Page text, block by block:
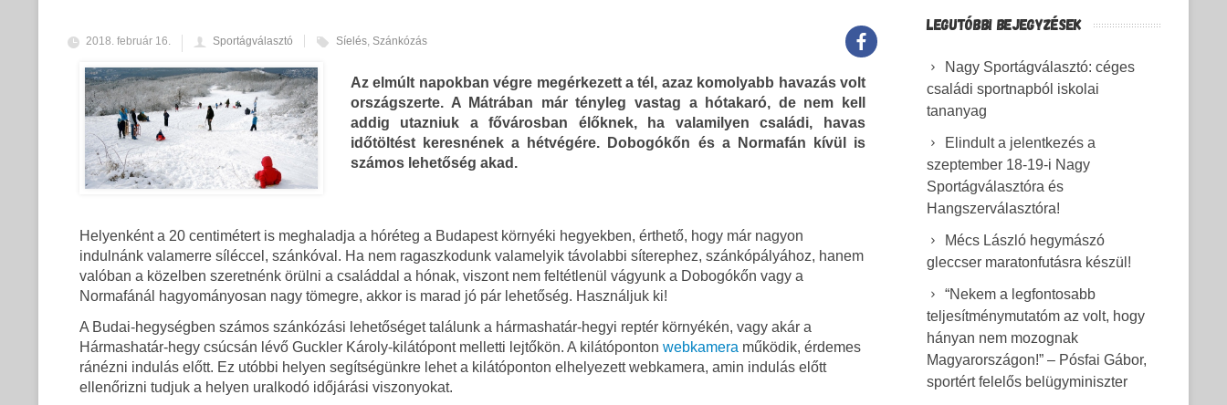
2018. február 16. Sportágválasztó Síelés, Szánkózás
Az elmúlt napokban végre megérkezett a tél, azaz komolyabb havazás volt
országszerte. A Mátrában már tényleg vastag a hótakaró, de nem kell
addig utazniuk a fővárosban élőknek, ha valamilyen családi, havas
időtöltést keresnének a hétvégére. Dobogókőn és a Normafán kívül is
számos lehetőség akad.
Helyenként a 20 centimétert is meghaladja a hóréteg a Budapest környéki hegyekben, érthető, hogy már nagyon
indulnánk valamerre síléccel, szánkóval. Ha nem ragaszkodunk valamelyik távolabbi síterephez, szánkópályához, hanem
valóban a közelben szeretnénk örülni a családdal a hónak, viszont nem feltétlenül vágyunk a Dobogókőn vagy a
Normafánál hagyományosan nagy tömegre, akkor is marad jó pár lehetőség. Használjuk ki!
A Budai-hegységben számos szánkózási lehetőséget találunk a hármashatár-hegyi reptér környékén, vagy akár a
Hármashatár-hegy csúcsán lévő Guckler Károly-kilátópont melletti lejtőkön. A kilátóponton webkamera működik, érdemes
ránézni indulás előtt. Ez utóbbi helyen segítségünkre lehet a kilátóponton elhelyezett webkamera, amin indulás előtt
ellenőrizni tudjuk a helyen uralkodó időjárási viszonyokat.
LEGUTÓBBI BEJEGYZÉSEK
Nagy Sportágválasztó: céges
családi sportnapból iskolai
tananyag
Elindult a jelentkezés a
szeptember 18-19-i Nagy
Sportágválasztóra és
Hangszerválasztóra!
Mécs László hegymászó
gleccser maratonfutásra készül!
“Nekem a legfontosabb
teljesítménymutatóm az volt, hogy
hányan nem mozognak
Magyarországon!” – Pósfai Gábor,
sportért felelős belügyminiszter